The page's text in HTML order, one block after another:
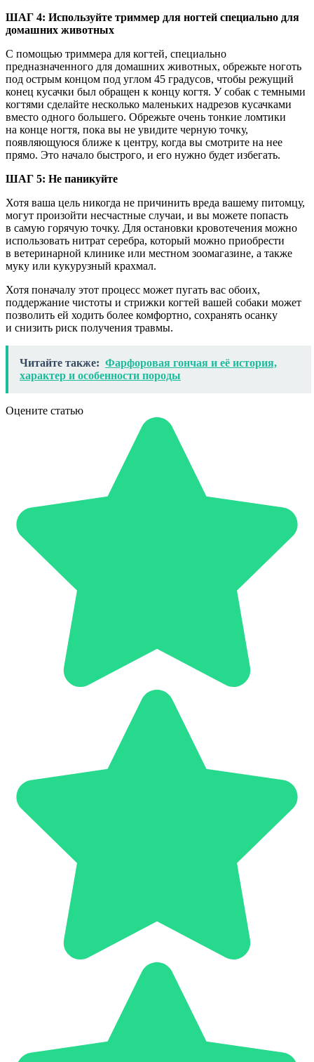
ШАГ 4: Используйте триммер для ногтей специально для
домашних животных
С помощью триммера для когтей, специально
предназначенного для домашних животных, обрежьте ноготь
под острым концом под углом 45 градусов, чтобы режущий
конец кусачки был обращен к концу когтя. У собак с темными
когтями сделайте несколько маленьких надрезов кусачками
вместо одного большего. Обрежьте очень тонкие ломтики
на конце ногтя, пока вы не увидите черную точку,
появляющуюся ближе к центру, когда вы смотрите на нее
прямо. Это начало быстрого, и его нужно будет избегать.
ШАГ 5: Не паникуйте
Хотя ваша цель никогда не причинить вреда вашему питомцу,
могут произойти несчастные случаи, и вы можете попасть
в самую горячую точку. Для остановки кровотечения можно
использовать нитрат серебра, который можно приобрести
в ветеринарной клинике или местном зоомагазине, а также
муку или кукурузный крахмал.
Хотя поначалу этот процесс может пугать вас обоих,
поддержание чистоты и стрижки когтей вашей собаки может
позволить ей ходить более комфортно, сохранять осанку
и снизить риск получения травмы.
Читайте также: Фарфоровая гончая и её история,
характер и особенности породы
Оцените статью